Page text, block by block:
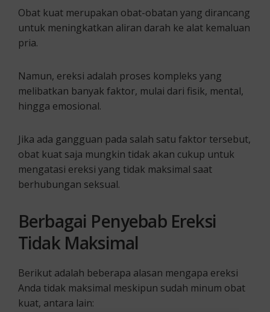
Obat kuat merupakan obat-obatan yang dirancang
untuk meningkatkan aliran darah ke alat kemaluan
pria.
Namun, ereksi adalah proses kompleks yang
melibatkan banyak faktor, mulai dari fisik, mental,
hingga emosional.
Jika ada gangguan pada salah satu faktor tersebut,
obat kuat saja mungkin tidak akan cukup untuk
mengatasi ereksi yang tidak maksimal saat
berhubungan seksual.
Berbagai Penyebab Ereksi
Tidak Maksimal
Berikut adalah beberapa alasan mengapa ereksi
Anda tidak maksimal meskipun sudah minum obat
kuat, antara lain: